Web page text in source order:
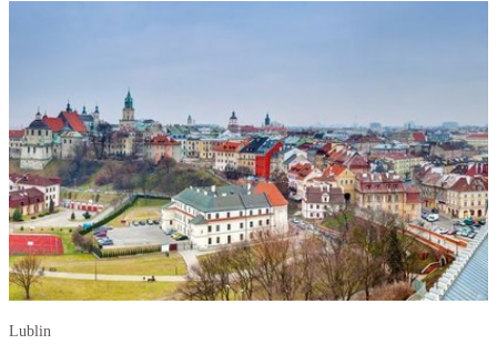
Lublin